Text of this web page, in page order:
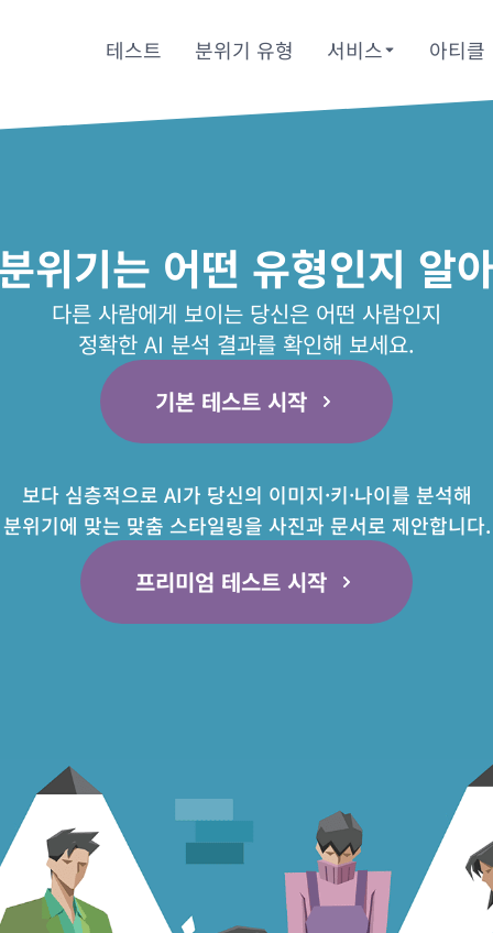
테스트 분위기 유형 서비스 아티클
위기는 어떤 유형인지 알
다른 사람에게 보이는 당신은 어떤 사람인지
정확한 AI 분석 결과를 확인해 보세요.
기본 테스트 시작
보다 심층적으로 AI가 당신의 이미지·키·나이를 분석해
분위기에 맞는 맞춤 스타일링을 사진과 문서로 제안합니다.
프리미엄 테스트 시작